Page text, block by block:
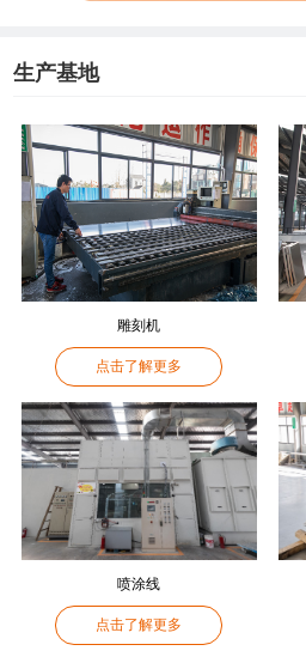
生产基地
雕刻机
点击了解更多
喷涂线
点击了解更多